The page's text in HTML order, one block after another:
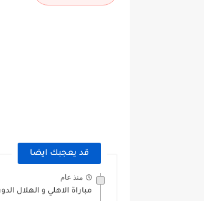
قد يعجبك ايضا
منذ عام
مباراة الاهلي و الهلال الدوري